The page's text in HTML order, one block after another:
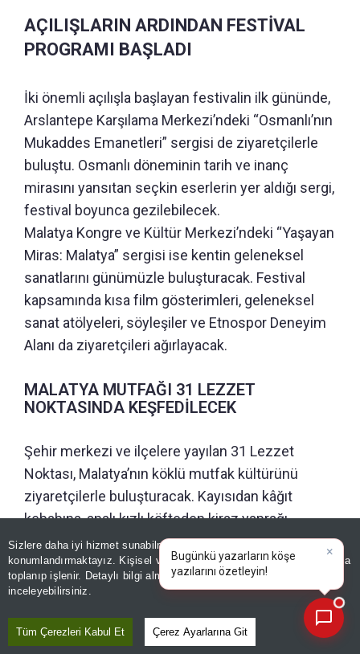
Sizlere daha iyi hizmet sunabilmek adına sitemizde
konumlandırmaktayız. Kişisel verileriniz, KVKK ve GDPR kapsamında
toplanıp işlenir. Detaylı bilgi almak içinAydınlatma Metnimizi
inceleyebilirsiniz.
Tüm Çerezleri Kabul Et Çerez Ayarlarına Git
AÇILIŞLARIN ARDINDAN FESTİVAL
PROGRAMI BAŞLADI
İki önemli açılışla başlayan festivalin ilk gününde,
Arslantepe Karşılama Merkezi’ndeki “Osmanlı’nın
Mukaddes Emanetleri” sergisi de ziyaretçilerle
buluştu. Osmanlı döneminin tarih ve inanç
mirasını yansıtan seçkin eserlerin yer aldığı sergi,
festival boyunca gezilebilecek.
Malatya Kongre ve Kültür Merkezi’ndeki “Yaşayan
Miras: Malatya” sergisi ise kentin geleneksel
sanatlarını günümüzle buluşturacak. Festival
kapsamında kısa film gösterimleri, geleneksel
sanat atölyeleri, söyleşiler ve Etnospor Deneyim
Alanı da ziyaretçileri ağırlayacak.
MALATYA MUTFAĞI 31 LEZZET
NOKTASINDA KEŞFEDİLECEK
Şehir merkezi ve ilçelere yayılan 31 Lezzet
Noktası, Malatya’nın köklü mutfak kültürünü
ziyaretçilerle buluşturacak. Kayısıdan kâğıt
kebabına, analı kızlı köfteden kiraz yaprağı
sarmasına uzanan yöresel lezzetler festivalin
gastronomi rotasında keşfedilecek.
B